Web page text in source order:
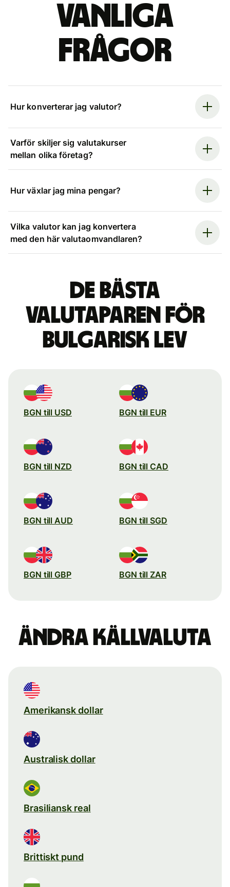
Vanliga
frågor
Hur konverterar jag valutor?
Varför skiljer sig valutakurser
mellan olika företag?
Hur växlar jag mina pengar?
Vilka valutor kan jag konvertera
med den här valutaomvandlaren?
De bästa
valutaparen för
bulgarisk lev
BGN till USD BGN till EUR
BGN till NZD BGN till CAD
BGN till AUD BGN till SGD
BGN till GBP BGN till ZAR
Ändra källvaluta
Amerikansk dollar
Australisk dollar
Brasiliansk real
Brittiskt pund